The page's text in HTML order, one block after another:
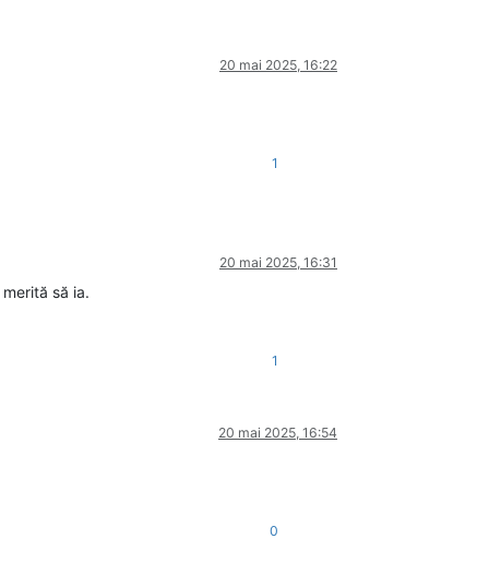
20 mai 2025, 16:22
1
20 mai 2025, 16:31
să ia.
1
20 mai 2025, 16:54
0